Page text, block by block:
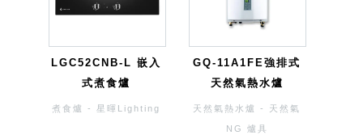
LGC52CNB-L 嵌入
式煮食爐
煮食爐 - 星暉Lighting
GQ-11A1FE強排式
天然氣熱水爐
天然氣熱水爐 - 天然氣
NG 爐具